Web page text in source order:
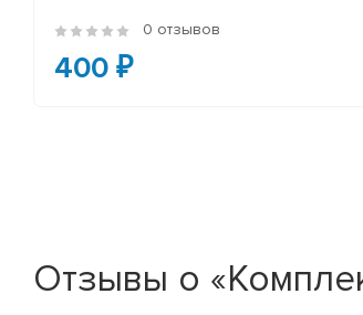
0 отзывов
400 ₽
Отзывы о